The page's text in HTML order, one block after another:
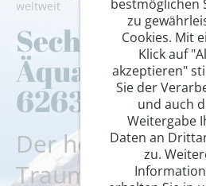
weltweit
Äquator:
6263 m
Der höchste
Traumziel in
bestmöglichen
zu
Cookies. Mit
Klick auf
akzeptieren"
Sie der
und auch
Weitergabe
Daten an
zu.